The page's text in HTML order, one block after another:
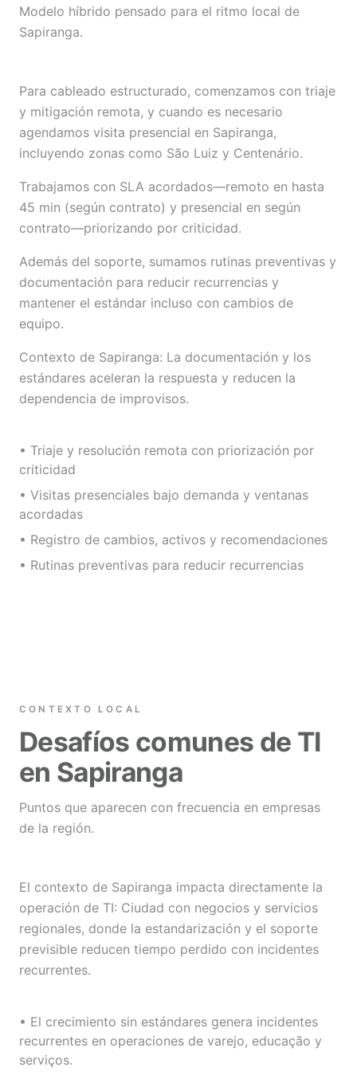
Modelo híbrido pensado para el ritmo local de
Sapiranga.
Para cableado estructurado, comenzamos con triaje
y mitigación remota, y cuando es necesario
agendamos visita presencial en Sapiranga,
incluyendo zonas como São Luiz y Centenário.
Trabajamos con SLA acordados—remoto en hasta
45 min (según contrato) y presencial en según
contrato—priorizando por criticidad.
Además del soporte, sumamos rutinas preventivas y
documentación para reducir recurrencias y
mantener el estándar incluso con cambios de
equipo.
Contexto de Sapiranga: La documentación y los
estándares aceleran la respuesta y reducen la
dependencia de improvisos.
• Triaje y resolución remota con priorización por
criticidad
• Visitas presenciales bajo demanda y ventanas
acordadas
• Registro de cambios, activos y recomendaciones
• Rutinas preventivas para reducir recurrencias
CONTEXTO LOCAL
Desafíos comunes de TI
en Sapiranga
Puntos que aparecen con frecuencia en empresas
de la región.
El contexto de Sapiranga impacta directamente la
operación de TI: Ciudad con negocios y servicios
regionales, donde la estandarización y el soporte
previsible reducen tiempo perdido con incidentes
recurrentes.
• El crecimiento sin estándares genera incidentes
recurrentes en operaciones de varejo, educação y
serviços.